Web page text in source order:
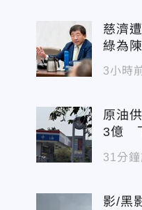
慈濟
綠為
3小時
原油
3億
31分鐘
影/黑